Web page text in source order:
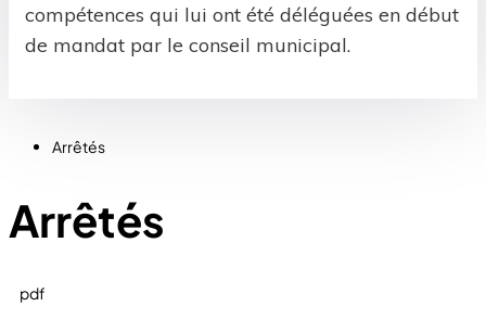
compétences qui lui ont été déléguées en début
de mandat par le conseil municipal.
Arrêtés
Arrêtés
pdf